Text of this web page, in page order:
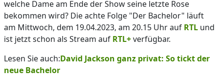
welche Dame am Ende der Show seine letzte Rose
bekommen wird? Die achte Folge "Der Bachelor" läuft
am Mittwoch, dem 19.04.2023, am 20.15 Uhr auf RTL und
ist jetzt schon als Stream auf RTL+verfügbar.
Lesen Sie auch:David Jackson ganz privat: So tickt der
neue Bachelor